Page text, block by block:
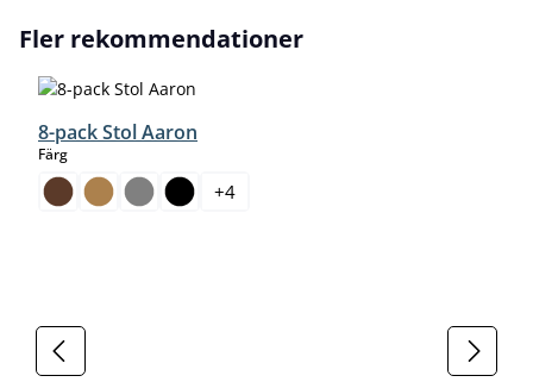
Hoppa över produktgalleri
Fler rekommendationer
8-pack Stol Aaron
Färgselect
+4